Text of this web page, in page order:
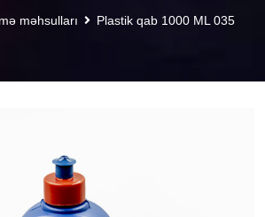
məhsulları Plastik qab 1000 ML 035